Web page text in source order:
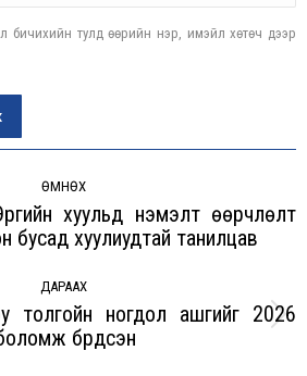
бичихийн тулд өөрийн нэр, имэйл хөтөч дээр
ӨМНӨХ
Previous
post:
хуульд нэмэлт өөрчлөлт
бусад хуулиудтай танилцав
ДАРААХ
Next
post:
толгойн ногдол ашгийг 2026
бүрдсэн